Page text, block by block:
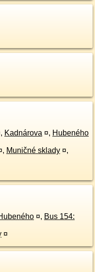
, Kadnárova ¤, Hubeného
, Muničné sklady ¤,
154: Horáreň Krasňany = > Hubeného ¤, Bus 154:
¤